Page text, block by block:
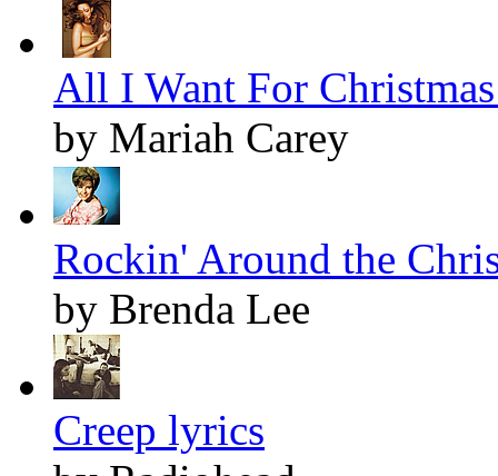
All I Want For
by Mariah Carey
Rockin' Around the
by Brenda Lee
Creep lyrics